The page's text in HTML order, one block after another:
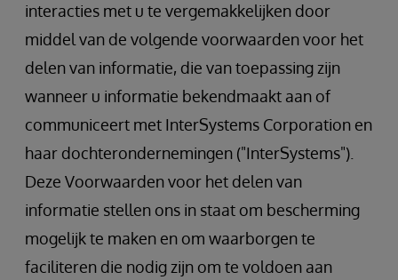
interacties met u te vergemakkelijken door
middel van de volgende voorwaarden voor het
delen van informatie, die van toepassing zijn
wanneer u informatie bekendmaakt aan of
communiceert met InterSystems Corporation en
haar dochterondernemingen ("InterSystems").
Deze Voorwaarden voor het delen van
informatie stellen ons in staat om bescherming
mogelijk te maken en om waarborgen te
faciliteren die nodig zijn om te voldoen aan